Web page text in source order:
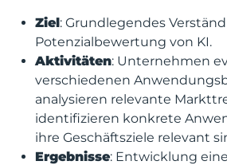
Ziel: Grundlegendes
Potenzialbewertung von KI.
Aktivitäten: Unternehmen
verschiedenen
analysieren relevante
identifizieren konkrete
ihre Geschäftsziele relevant
Ergebnisse: Entwicklung